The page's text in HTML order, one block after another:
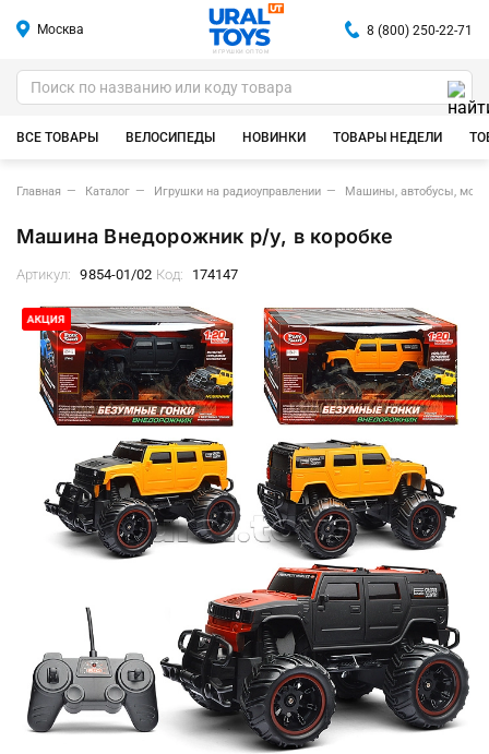
Москва
ИГРУШКИ ОПТОМ
8 (800) 250-22-71
ВСЕ ТОВАРЫ ВЕЛОСИПЕДЫ НОВИНКИ ТОВАРЫ НЕДЕЛИ
Главная Каталог Игрушки на радиоуправлении Машины, автобусы,
Машина Внедорожник р/у, в коробке
Артикул: 9854-01/02 Код: 174147